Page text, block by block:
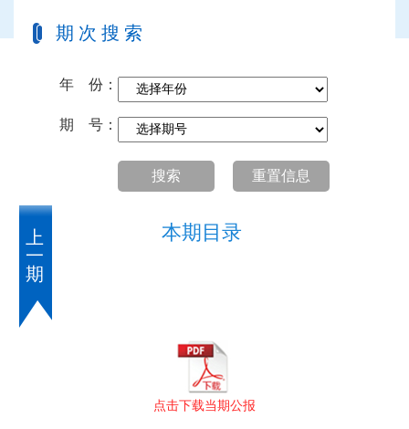
期次搜索
年 份：
期 号：
搜索 重置信息
上
一
期
本期目录
点击下载当期公报